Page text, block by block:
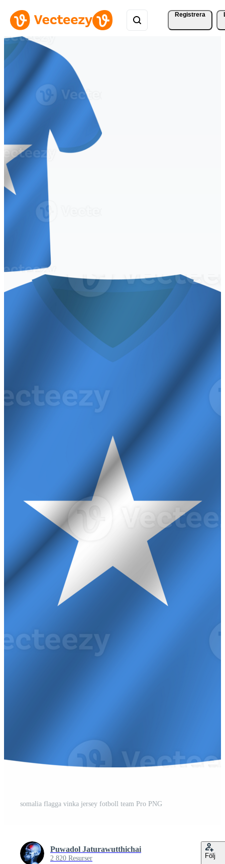
Registrera
somalia flagga vinka jersey fotboll team Pro PNG
Puwadol Jaturawutthichai
2 820 Resurser Följ